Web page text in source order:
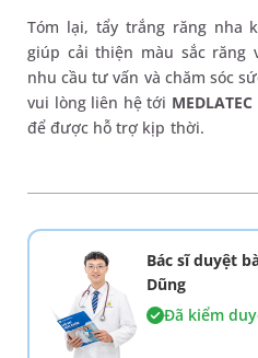
Tóm lại, tẩy trắng răng nha
giúp cải thiện màu sắc răng
nhu cầu tư vấn và chăm sóc
vui lòng liên hệ tới MEDLATEC
để được hỗ trợ kịp thời.
Bác sĩ duyệt
Dũng
Đã kiểm